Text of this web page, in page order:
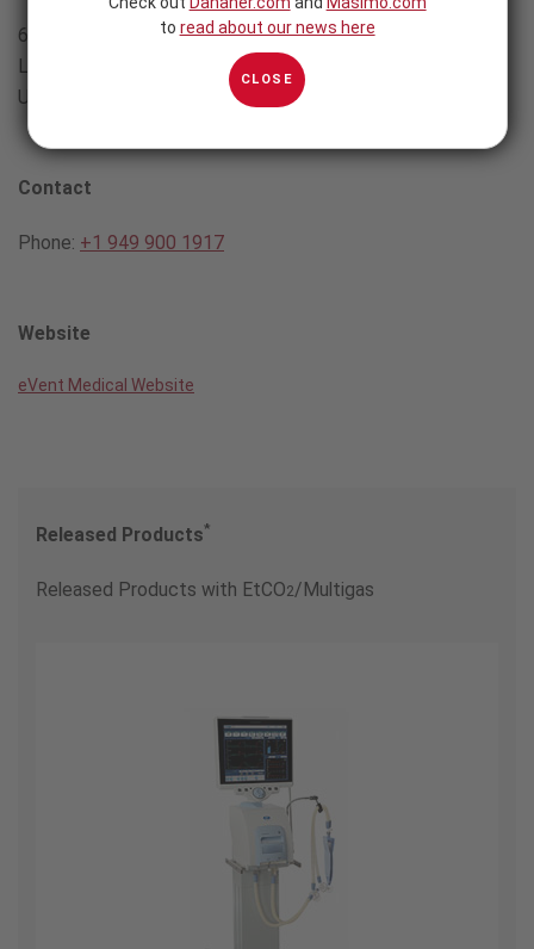
60 Empire Drive
Lake Forest, CA 92630
USA
Contact
Phone: +1 949 900 1917
Website
eVent Medical Website
Released Products*
Released Products with EtCO2/Multigas
to read about our news here
CLOSE